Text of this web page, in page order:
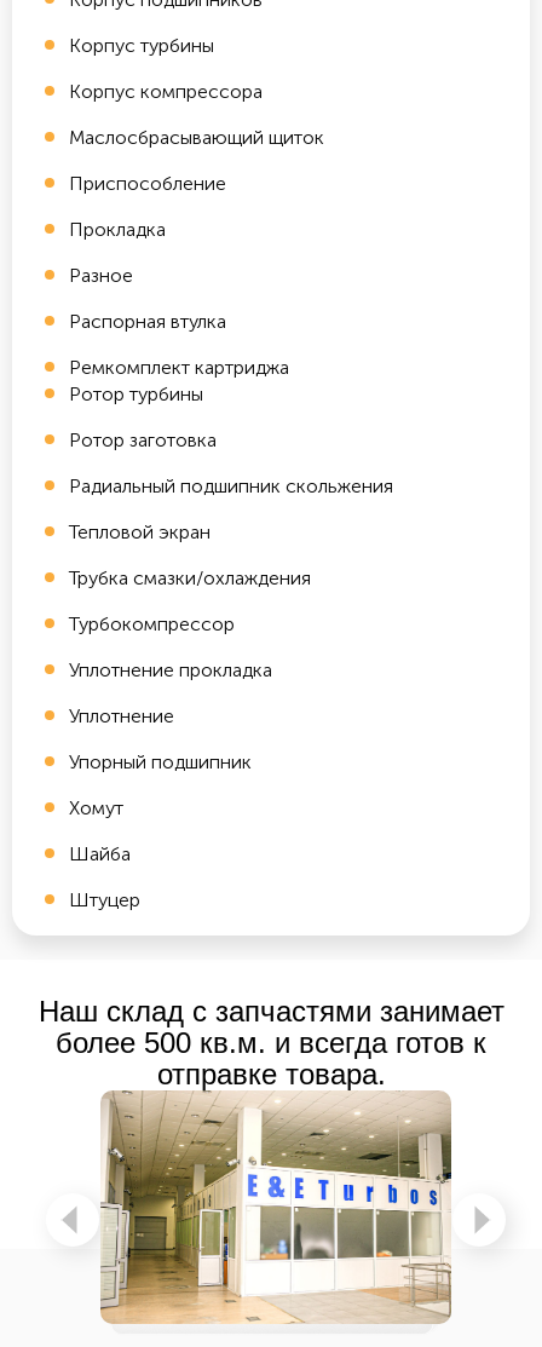
Корпус турбины
Корпус компрессора
Маслосбрасывающий щиток
Приспособление
Прокладка
Разное
Распорная втулка
Ремкомплект картриджа
Ротор турбины
Ротор заготовка
Радиальный подшипник скольжения
Тепловой экран
Трубка смазки/охлаждения
Турбокомпрессор
Уплотнение прокладка
Уплотнение
Упорный подшипник
Хомут
Шайба
Штуцер
Наш склад с запчастями занимает
более 500 кв.м. и всегда готов к
отправке товара.